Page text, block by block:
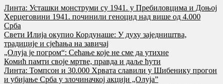
Линта: Усташки монструми су 1941. у Пребиловцима и Доњој
Херцеговини 1941. починили геноцид над више од 4.000
Срба
Свети Илија окупио Кордунаше: У духу заједништва,
традиције и сјећања на завичај
„Олуја је погром“: Сећање које не сме да утихне
Комић памти своје мртве, правда и даље ћути
Линта: Томпсон и 30.000 Хрвата славили у Шибенику прогон
и убијање Срба у злочиначкој акцији „Олуја”